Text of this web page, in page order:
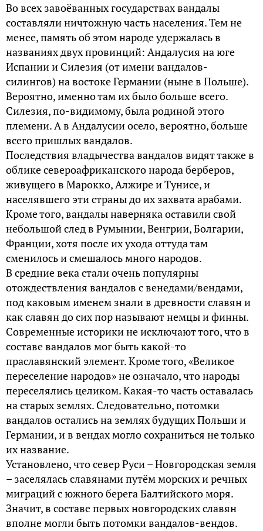
Во всех завоёванных государствах вандалы
составляли ничтожную часть населения. Тем не
менее, память об этом народе удержалась в
названиях двух провинций: Андалусия на юге
Испании и Силезия (от имени вандалов-
силингов) на востоке Германии (ныне в Польше).
Вероятно, именно там их было больше всего.
Силезия, по-видимому, была родиной этого
племени. А в Андалусии осело, вероятно, больше
всего пришлых вандалов.
Последствия владычества вандалов видят также в
облике североафриканского народа берберов,
живущего в Марокко, Алжире и Тунисе, и
населявшего эти страны до их захвата арабами.
Кроме того, вандалы наверняка оставили свой
небольшой след в Румынии, Венгрии, Болгарии,
Франции, хотя после их ухода оттуда там
сменилось и смешалось много народов.
В средние века стали очень популярны
отождествления вандалов с венедами/вендами,
под каковым именем знали в древности славян и
как славян до сих пор называют немцы и финны.
Современные историки не исключают того, что в
составе вандалов мог быть какой-то
праславянский элемент. Кроме того, «Великое
переселение народов» не означало, что народы
переселялись целиком. Какая-то часть оставалась
на старых землях. Следовательно, потомки
вандалов остались на землях будущих Польши и
Германии, и в вендах могло сохраниться не только
их название.
Установлено, что север Руси – Новгородская земля
– заселялась славянами путём морских и речных
миграций с южного берега Балтийского моря.
Значит, в составе первых новгородских славян
вполне могли быть потомки вандалов-вендов.